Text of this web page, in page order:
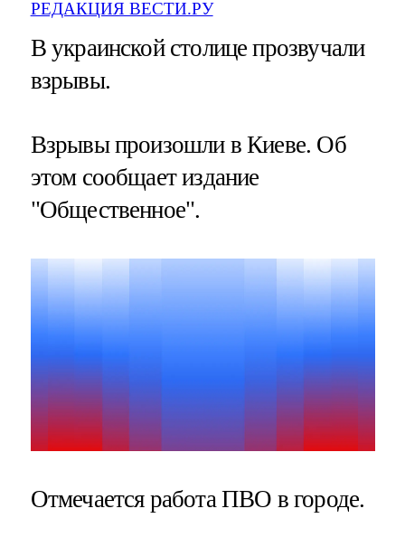
РЕДАКЦИЯ ВЕСТИ.РУ
В украинской столице прозвучали
взрывы.
Взрывы произошли в Киеве. Об
этом сообщает издание
"Общественное".
Отмечается работа ПВО в городе.